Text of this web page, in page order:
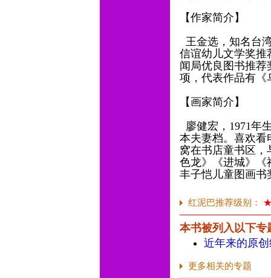
【作家简介】
王金选，知名台
信谊幼儿文学奖推
闻局优良图书推荐
项，代表作品有
【画家简介】
廖健宏，1971年
本夫妻档。喜欢看
窝在书店童书区
色龙》《进城》《
丰子恺儿童图画书
红泥巴推荐级别：
本书被列入以下专
近年来的原
更多相关的专题